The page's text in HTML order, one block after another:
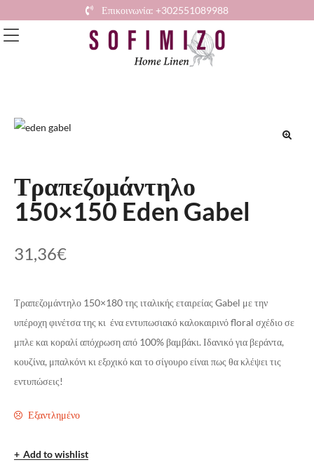
Επικοινωνία: +302551089988
Τραπεζομάντηλο
150×150 Eden Gabel
31,36€
Τραπεζομάντηλο 150×180 της ιταλικής εταιρείας Gabel με την
υπέροχη φινέτσα της κι ένα εντυπωσιακό καλοκαιρινό floral σχέδιο σε
μπλε και κοραλί απόχρωση από 100% βαμβάκι. Ιδανικό για βεράντα,
κουζίνα, μπαλκόνι κι εξοχικό και το σίγουρο είναι πως θα κλέψει τις
εντυπώσεις!
Εξαντλημένο
Add to wishlist